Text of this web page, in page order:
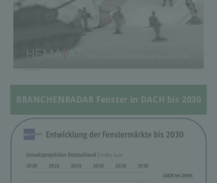
BRANCHENRADAR Fenster in DACH bis 2030